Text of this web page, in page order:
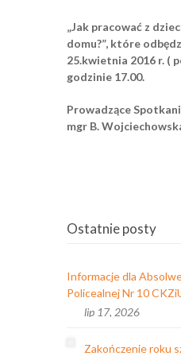
„Jak pracować z
domu?”, które
25.kwietnia 2016 r. (
godzinie 17.00.
Prowadzące
mgr B.
Ostatnie posty
Informacje dla
Policealnej Nr 10
lip 17, 2026
Zakończenie roku